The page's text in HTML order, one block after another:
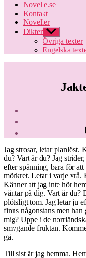
Novelle.se
Kontakt
Noveller
Dikter Visa
undermeny
Övriga texter
Engelska
Jag strosar, letar
du? Vart är du? Jag
efter spänning, bara för
mörkret. Letar i varje vrå.
Känner att jag inte hör
väntar på dig. Vart är du?
plötsligt tom. Jag letar ju
finns någonstans men
mig? Uppe i de
smygande fruktan.
gå.
Till sist är jag hemma.